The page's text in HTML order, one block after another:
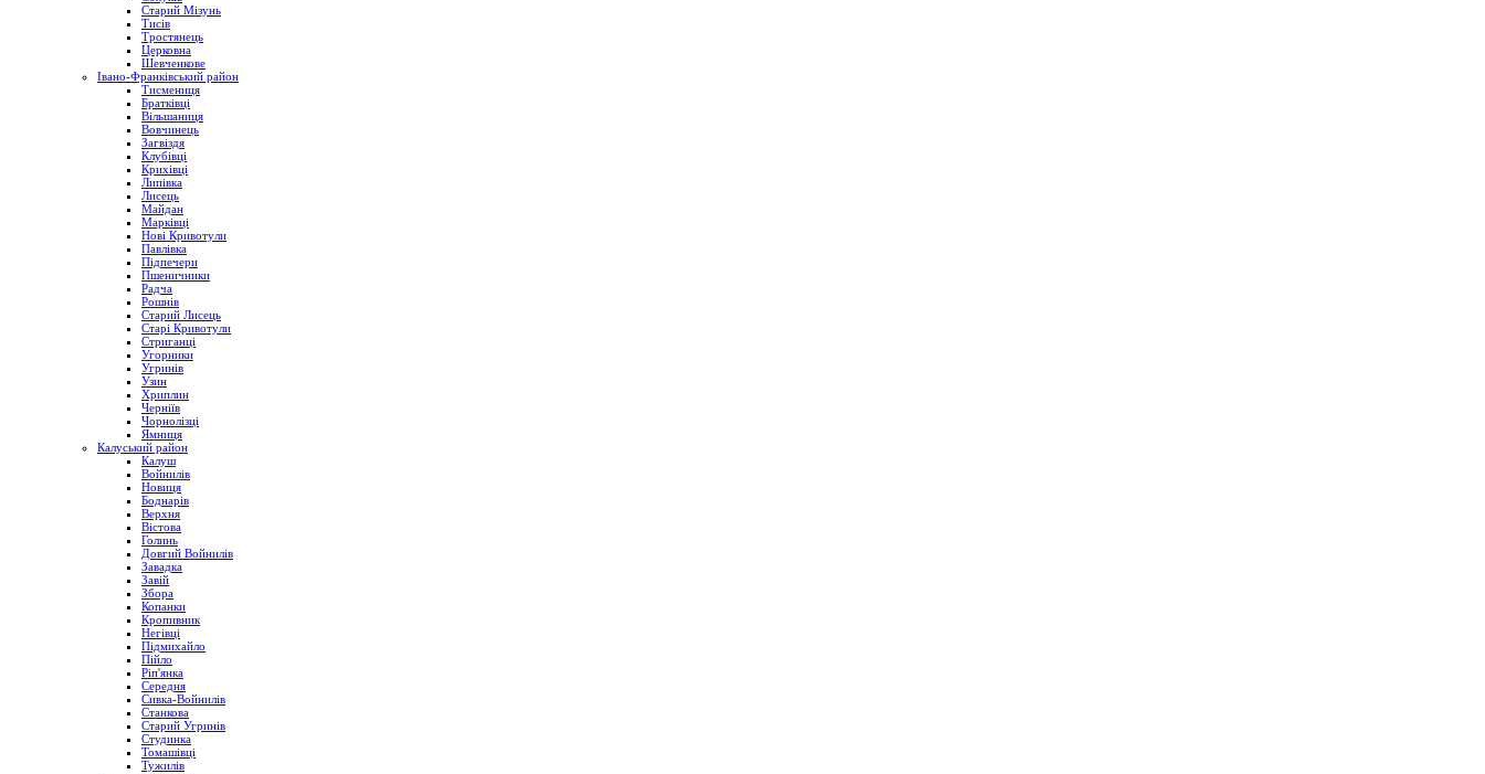
Старий Мізунь
Тисів
Тростянець
Церковна
Шевченкове
Івано-Франківський район
Тисмениця
Братківці
Вільшаниця
Вовчинець
Загвіздя
Клубівці
Крихівці
Липівка
Лисець
Майдан
Марківці
Нові Кривотули
Павлівка
Підпечери
Пшеничники
Радча
Рошнів
Старий Лисець
Старі Кривотули
Стриганці
Угорники
Угринів
Узин
Хриплин
Черніїв
Чорнолізці
Ямниця
Калуський район
Калуш
Войнилів
Новиця
Боднарів
Верхня
Вістова
Голинь
Довгий Войнилів
Завадка
Завій
Збора
Копанки
Кропивник
Негівці
Підмихайло
Пійло
Ріп'янка
Середня
Сивка-Войнилів
Станкова
Старий Угринів
Студинка
Томашівці
Тужилів